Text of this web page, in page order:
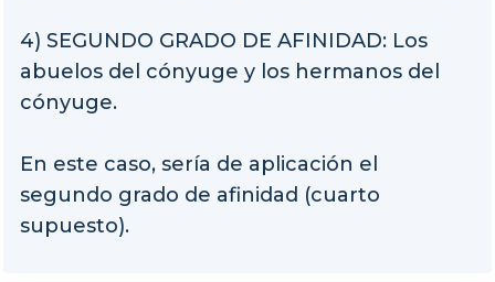
4) SEGUNDO GRADO DE AFINIDAD: Los
abuelos del cónyuge y los hermanos del
cónyuge.
En este caso, sería de aplicación el
segundo grado de afinidad (cuarto
supuesto).